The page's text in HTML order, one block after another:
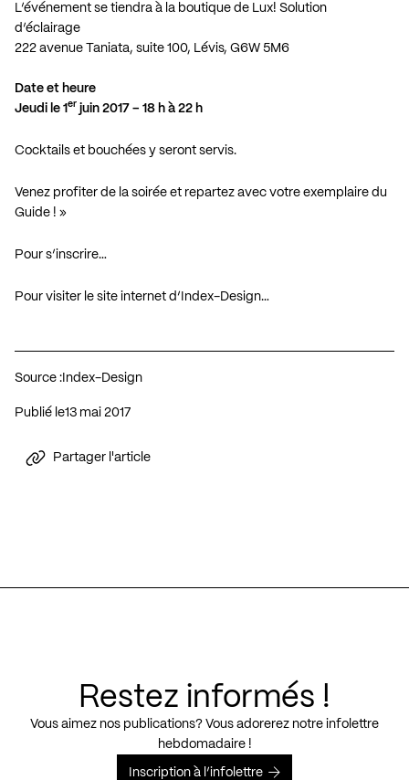
L’événement se tiendra à la boutique de Lux! Solution
d’éclairage
222 avenue Taniata, suite 100, Lévis, G6W 5M6
Date et heure
Jeudi le 1 er juin 2017 – 18 h à 22 h
Cocktails et bouchées y seront servis.
Venez profiter de la soirée et repartez avec votre exemplaire du
Guide ! »
Pour s’inscrire…
Pour visiter le site internet d’Index-Design…
Source : Index-Design
Publié le 13 mai 2017
Partager l'article
Restez informés !
Vous aimez nos publications? Vous adorerez notre infolettre
hebdomadaire !
Inscription à l’infolettre